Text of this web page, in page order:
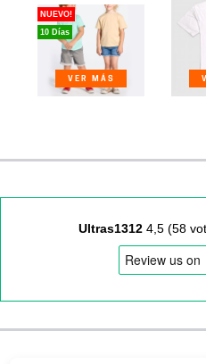
VER MÁS
NUEVO!
10 Días
Ultras13124,5 (58